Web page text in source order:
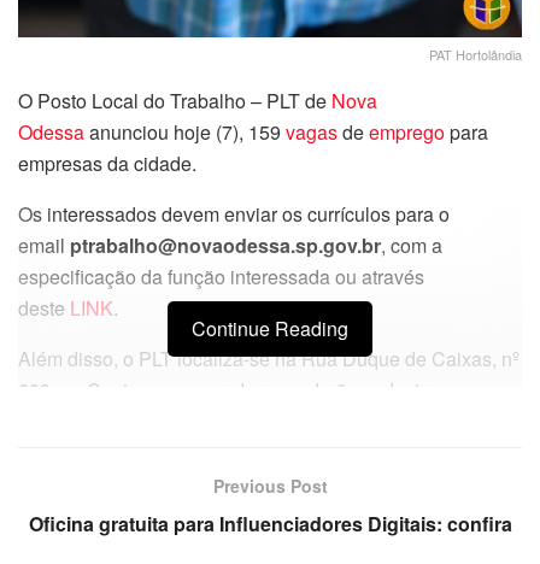
PAT Hortolândia
O Posto Local do Trabalho – PLT de Nova
Odessaanunciou hoje (7), 159 vagasdeempregopara
empresas da cidade.
Os interessados devem enviar os currículos para o
email ptrabalho@novaodessa.sp.gov.br, com a
especificação da função interessada ou através
deste LINK.
Além disso, o PLT localiza-se na Rua Duque de Caixas, nº
600, no Centro e os moradores poderão cadastrar os
Confira todas as vagas do PLT de
Nova Odessa
Continue Reading
Previous Post
Oficina gratuita para Influenciadores Digitais: confira